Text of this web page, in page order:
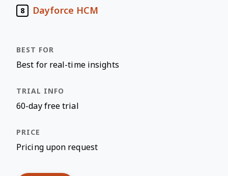
8 Dayforce HCM
Best for real-time insights
60-day free trial
Pricing upon request